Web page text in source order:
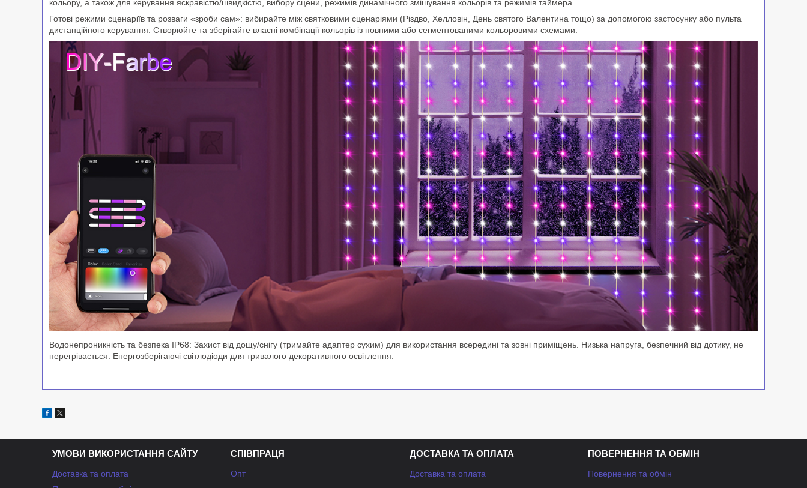
кольору, а також для керування яскравістю/швидкістю, вибору сцени, режимів динамічного змішування кольорів та режимів таймера.
Готові режими сценаріїв та розваги «зроби сам»: вибирайте між святковими сценаріями (Різдво, Хелловін, День святого Валентина тощо) за допомогою застосунку або пульта
дистанційного керування. Створюйте та зберігайте власні комбінації кольорів із повними або сегментованими кольоровими схемами.
Водонепроникність та безпека IP68: Захист від дощу/снігу (тримайте адаптер сухим) для використання всередині та зовні приміщень. Низька напруга, безпечний від дотику, не
перегрівається. Енергозберігаючі світлодіоди для тривалого декоративного освітлення.
УМОВИ ВИКОРИСТАННЯ САЙТУ
Доставка та оплата
СПІВПРАЦЯ
Опт
ДОСТАВКА ТА ОПЛАТА
Доставка та оплата
ПОВЕРНЕННЯ ТА ОБМІН
Повернення та обмін